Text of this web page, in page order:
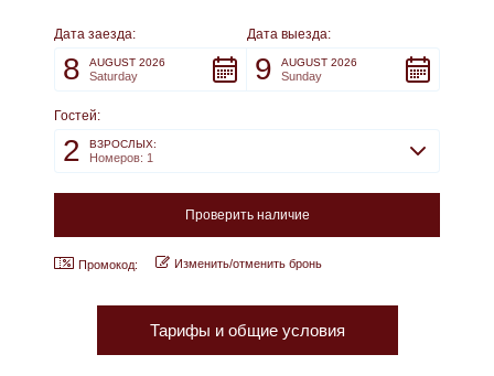
Дата заезда:
8 AUGUST 2026
Saturday
Дата выезда:
9 AUGUST 2026
Sunday
Гостей:
2 ВЗРОСЛЫХ:
Номеров: 1
Промокод: Изменить/отменить бронь
Тарифы и общие условия